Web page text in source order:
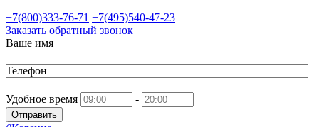
+7(800)333-76-71 +7(495)540-47-23
Заказать обратный звонок
Ваше имя
Телефон
Удобное время -
Отправить